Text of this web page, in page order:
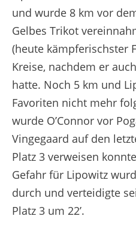
und wurde 8 km vor
Gelbes Trikot
(heute kämpferischster
Kreise, nachdem er
hatte. Noch 5 km und
Favoriten nicht mehr
wurde O’Connor vor
Vingegaard auf den
Platz 3 verweisen
Gefahr für Lipowitz
durch und verteidigte
Platz 3 um 22’.